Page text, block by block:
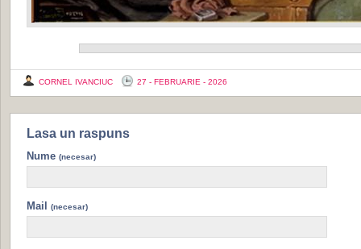
CORNEL IVANCIUC 27 - FEBRUARIE - 2026
Lasa un raspuns
Nume (necesar)
Mail (necesar)